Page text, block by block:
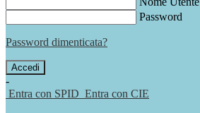
Password
Password dimenticata?
-
Entra con SPID Entra con CIE